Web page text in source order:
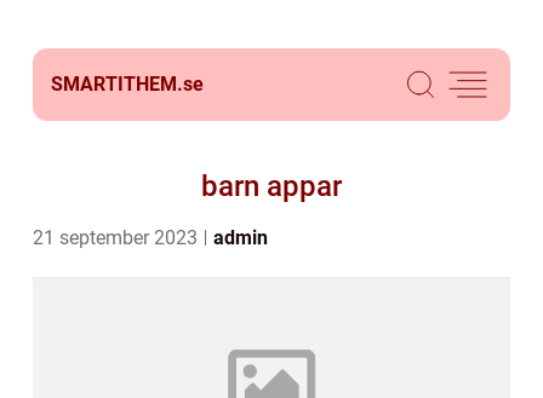
SMARTITHEM.se
barn appar
21 september 2023 admin